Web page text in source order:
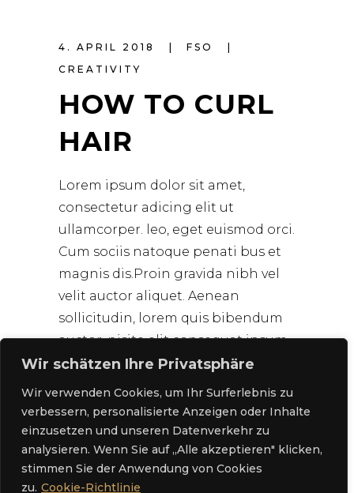
Wir schätzen Ihre Privatsphäre
Wir verwenden Cookies, um Ihr Surferlebnis zu
verbessern, personalisierte Anzeigen oder Inhalte
einzusetzen und unseren Datenverkehr zu
analysieren. Wenn Sie auf „Alle akzeptieren" klicken,
stimmen Sie der Anwendung von Cookies
zu. Cookie-Richtlinie
4. APRIL 2018
FSO
CREATIVITY
HOW TO CURL
HAIR
Lorem ipsum dolor sit amet,
consectetur adicing elit ut
ullamcorper. leo, eget euismod orci.
Cum sociis natoque penati bus et
magnis dis.Proin gravida nibh vel
velit auctor aliquet. Aenean
sollicitudin, lorem quis bibendum
auctor, nisite elit consequat ipsum,
nec sagittis
0 1
READ MORE
Jetzt buchen